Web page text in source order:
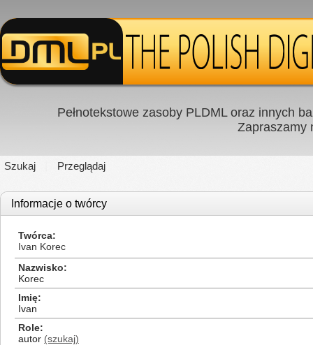
Pełnotekstowe zasoby PLDML oraz innych
Zapraszamy
Szukaj Przeglądaj
Informacje o twórcy
Twórca
Ivan Korec
Nazwisko
Korec
Imię
Ivan
Role
autor (szukaj)